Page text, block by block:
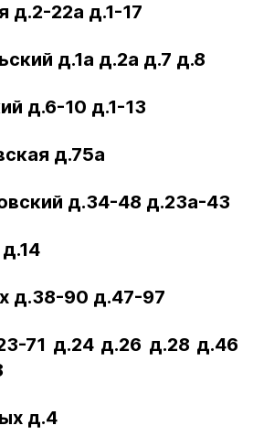
д.2-22а д.1-17
д.1а д.2а д.7 д.8
д.6-10 д.1-13
д.75а
д.34-48 д.23а-43
д.38-90 д.47-97
71 д.24 д.26 д.28 д.46
д.4